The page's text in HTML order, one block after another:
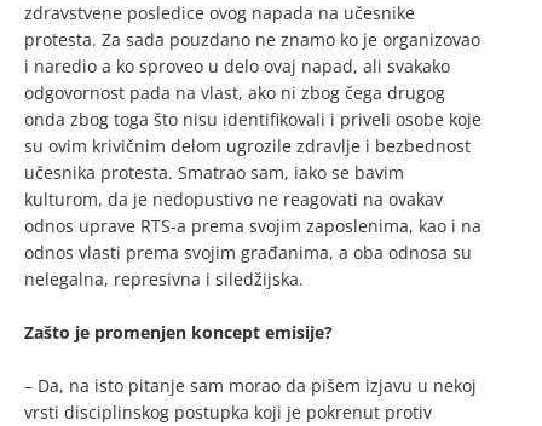
zdravstvene posledice ovog napada na učesnike
protesta. Za sada pouzdano ne znamo ko je organizovao
i naredio a ko sproveo u delo ovaj napad, ali svakako
odgovornost pada na vlast, ako ni zbog čega drugog
onda zbog toga što nisu identifikovali i priveli osobe koje
su ovim krivičnim delom ugrozile zdravlje i bezbednost
učesnika protesta. Smatrao sam, iako se bavim
kulturom, da je nedopustivo ne reagovati na ovakav
odnos uprave RTS-a prema svojim zaposlenima, kao i na
odnos vlasti prema svojim građanima, a oba odnosa su
nelegalna, represivna i siledžijska.
Zašto je promenjen koncept emisije?
– Da, na isto pitanje sam morao da pišem izjavu u nekoj
vrsti disciplinskog postupka koji je pokrenut protiv